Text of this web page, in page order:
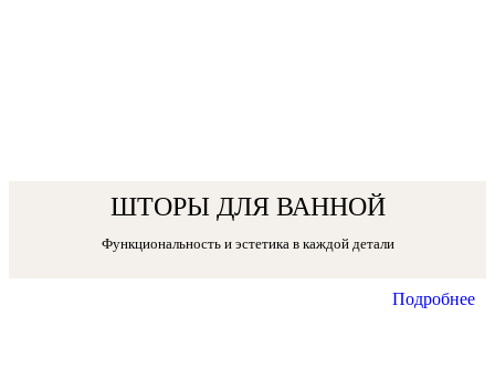
ШТОРЫ ДЛЯ ВАННОЙ
Функциональность и эстетика в каждой детали
Подробнее